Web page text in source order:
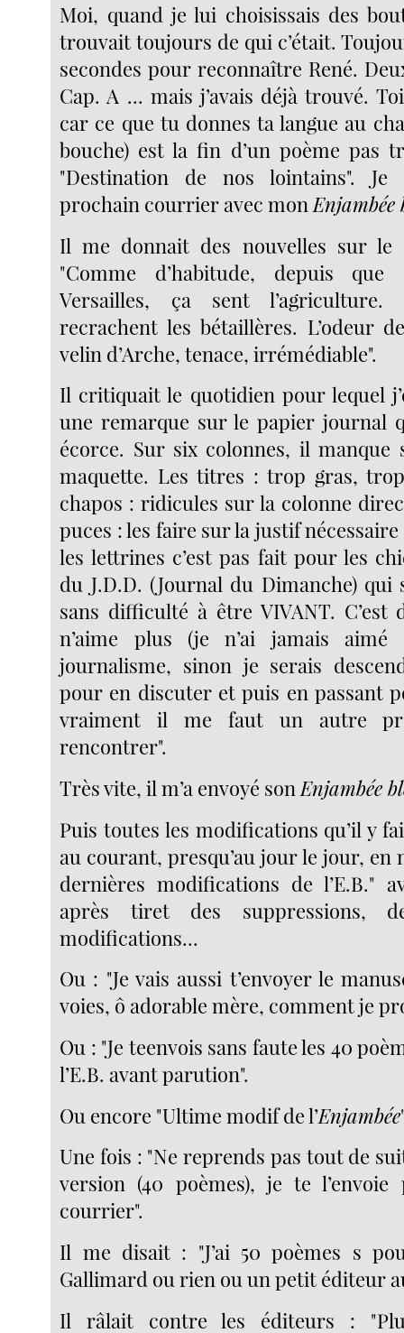
Moi, quand je lui choisissais des
trouvait toujours de qui c’était.
secondes pour reconnaître René.
Cap. A ... mais j’avais déjà trouvé.
car ce que tu donnes ta langue au
bouche) est la fin d’un poème pas
"Destination de nos lointains". Je
prochain courrier avec monEnjambée
Il me donnait des nouvelles sur
"Comme d’habitude, depuis que
Versailles, ça sent l’agriculture.
recrachent les bétaillères. L’odeur
velin d’Arche, tenace, irrémédiable".
Il critiquait le quotidien pour lequel
une remarque sur le papier journal
écorce. Sur six colonnes, il manque
maquette. Les titres : trop gras,
chapos : ridicules sur la colonne
puces : les faire sur la justif
les lettrines c’est pas fait pour les
du J.D.D. (Journal du Dimanche)
sans difficulté à être VIVANT. C’est
n’aime plus (je n’ai jamais aimé
journalisme, sinon je serais
pour en discuter et puis en passant
vraiment il me faut un autre
rencontrer".
Très vite, il m’a envoyé sonEnjambée
Puis toutes les modifications qu’il y
au courant, presqu’au jour le jour, en
dernières modifications de l’E.B."
après tiret des suppressions,
modifications...
Ou : "Je vais aussi t’envoyer le
voies, ô adorable mère, comment je
Ou : "Je teenvois sans faute les 40
l’E.B. avant parution".
Ou encore "Ultime modif de l’Enjambée
Une fois : "Ne reprends pas tout de
version (40 poèmes), je te
courrier".
Il me disait : "J’ai 50 poèmes s
Gallimard ou rien ou un petit éditeur
Il râlait contre les éditeurs :